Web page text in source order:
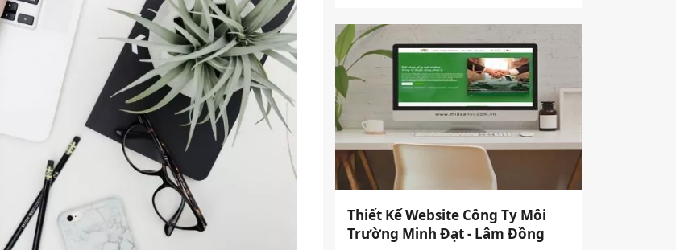
quảng cáo — mà nằm ngay ở nền tảng:
website chưa được thiết kế chuẩn SEO
2026 từ đầu.
Thiết Kế Website Công Ty Môi
Trường Minh Đạt - Lâm Đồng